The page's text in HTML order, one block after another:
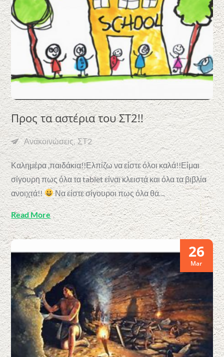
Προς τα αστέρια του ΣΤ2!!
Ανακοινώσεις ΣΤ2
Καλημέρα ,παιδάκια!!Ελπίζω να είστε όλοι καλά!!Είμαι
σίγουρη πως όλα τα tablet είναι κλειστά και όλα τα βιβλία
ανοιχτά!!
Να είστε σίγουροι πως όλα θα…
Read More
26
Mar